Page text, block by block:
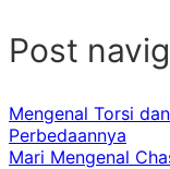
Post
Mengenal Torsi
Perbedaannya
Mari Mengenal